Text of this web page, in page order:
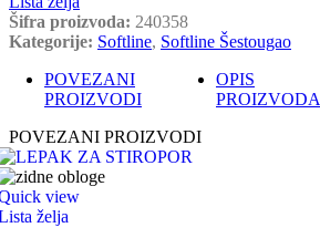
Šifra proizvoda: 240358
Kategorije: Softline, Softline Šestougao
POVEZANI
PROIZVODI
OPIS
PROIZVODA
POVEZANI PROIZVODI
view
želja